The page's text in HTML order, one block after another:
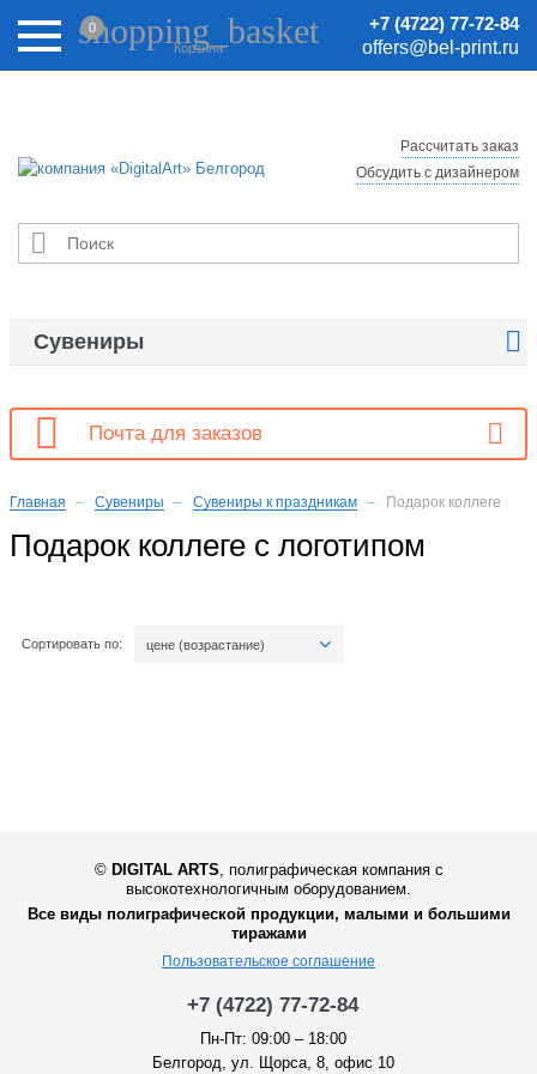
Внимание! Цены на сайте могут быть неактуальными.
Актуальные цены уточняйте у менеджеров.
+7 (4722) 77-72-84
offers@bel-print.ru
shopping_basket
Корзина
0

Рассчитать заказ
Обсудить с дизайнером
Сувениры 
 Почта для заказов
Главная Сувениры Сувениры к праздникам Подарок коллеге
Подарок коллеге с логотипом
Сортировать по: цене (возрастание)
© DIGITAL ARTS
полиграфическая компания с
высокотехнологичным оборудованием.
Все виды полиграфической продукции, малыми и большими
тиражами
Пользовательское соглашение
+7 (4722) 77-72-84
Пн-Пт: 09:00 – 18:00
Белгород, ул. Щорса, 8, офис 10